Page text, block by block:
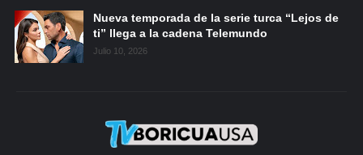
Nueva temporada de la serie turca “Lejos de
ti” llega a la cadena Telemundo
Julio 10, 2026